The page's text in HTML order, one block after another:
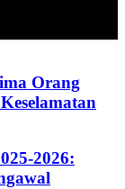
Orang
2026: